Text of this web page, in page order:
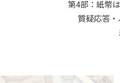
第4部：紙幣
質疑応答